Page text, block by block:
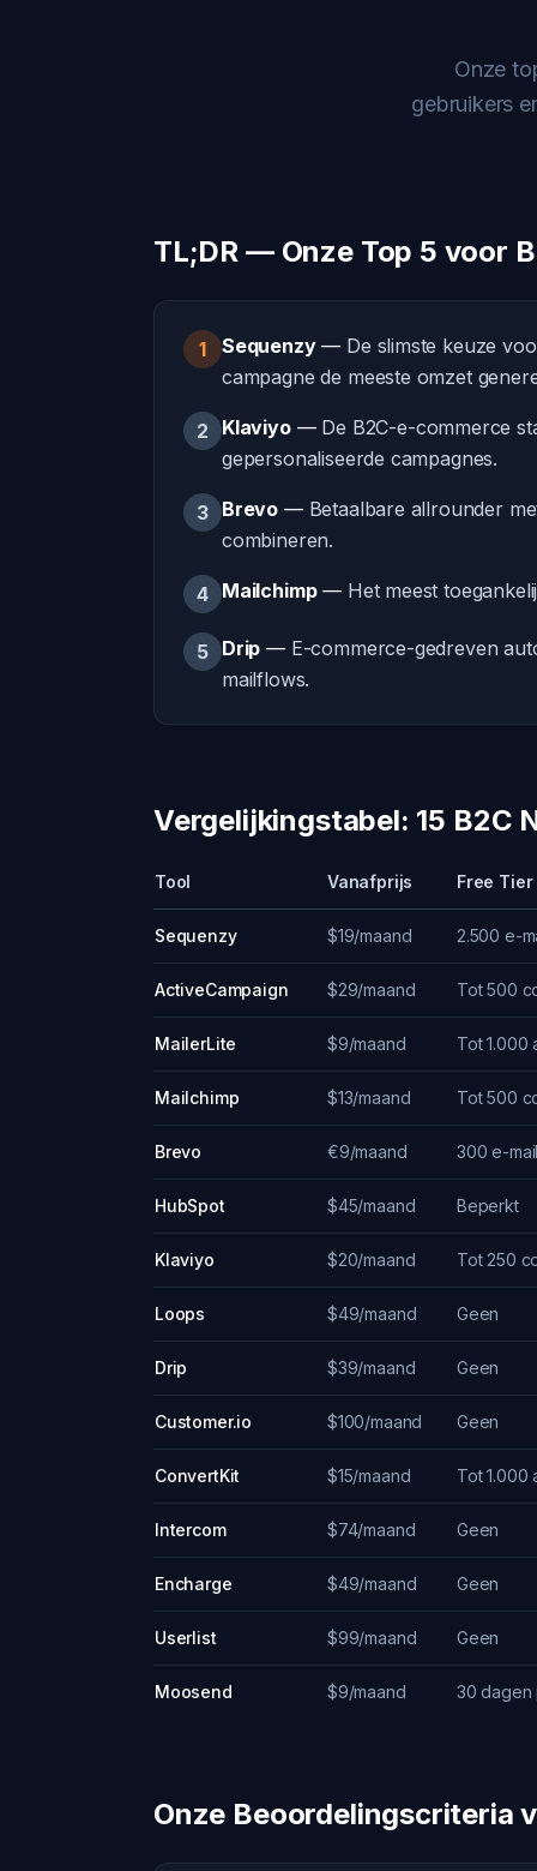
Onze
gebruikers
TL;DR — Onze Top 5 voor
1 Sequenzy— De slimste keuze
campagne de meeste omzet
2 Klaviyo— De B2C-e-commerce
gepersonaliseerde campagnes.
3 Brevo — Betaalbare allrounder
combineren.
4 Mailchimp— Het meest
5 Drip — E-commerce-gedreven
mailflows.
Vergelijkingstabel: 15 B2C
Tool Vanafprijs Free Tier
Sequenzy $19/maand 2.500 e-
ActiveCampaign $29/maand Tot 500
MailerLite $9/maand Tot 1.000
Mailchimp $13/maand Tot 500
Brevo €9/maand 300 e-
HubSpot $45/maand Beperkt
Klaviyo $20/maand Tot 250
Loops $49/maand Geen
Drip $39/maand Geen
Customer.io $100/maand Geen
ConvertKit $15/maand Tot 1.000
Intercom $74/maand Geen
Encharge $49/maand Geen
Userlist $99/maand Geen
Moosend $9/maand 30 dagen
Onze Beoordelingscriteria